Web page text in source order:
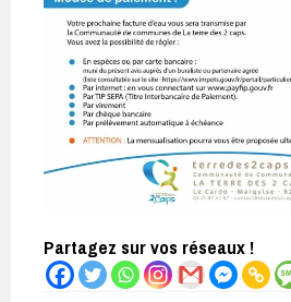
Partagez sur vos réseaux !